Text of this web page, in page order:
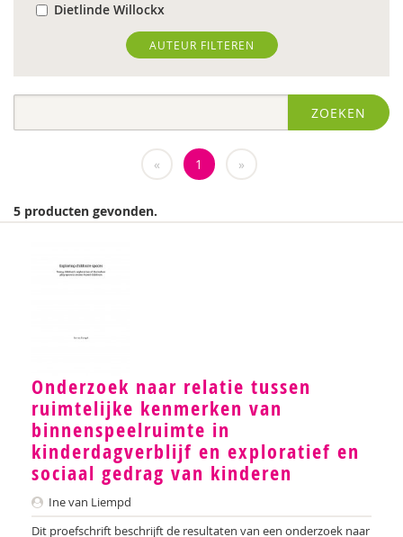
Dietlinde Willockx
Landelijk Kenniscentrum LVB
Respect Foundation
Brenda Abrahamse-Van Beek
Marijke Adema
Pauline van Aken
Robbert Almekinders
Teatske Altenburg
Creative Learning and Play
Iris Andriessen
AUTEUR FILTEREN
ZOEKEN
« 1 »
5 producten gevonden.
Onderzoek naar relatie tussen
ruimtelijke kenmerken van
binnenspeelruimte in
kinderdagverblijf en exploratief en
sociaal gedrag van kinderen
Ine van Liempd
Dit proefschrift beschrijft de resultaten van een onderzoek naar